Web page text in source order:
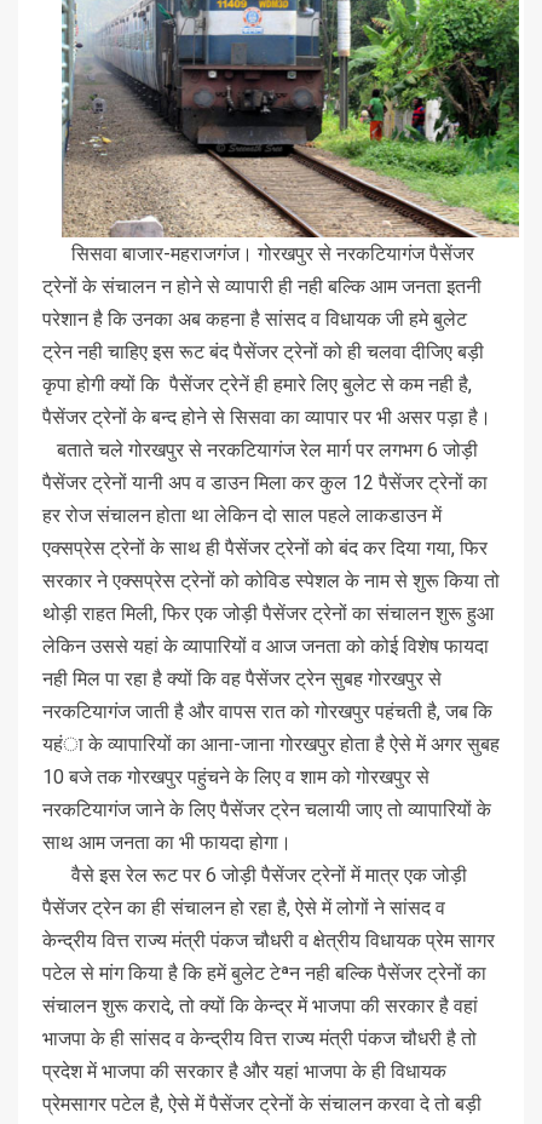
सिसवा बाजार-महराजगंज। गोरखपुर से नरकटियागंज पैसेंजर
ट्रेनों के संचालन न होने से व्यापारी ही नही बल्कि आम जनता इतनी
परेशान है कि उनका अब कहना है सांसद व विधायक जी हमे बुलेट
ट्रेन नही चाहिए इस रूट बंद पैसेंजर ट्रेनों को ही चलवा दीजिए बड़ी
कृपा होगी क्यों कि पैसेंजर ट्रेनें ही हमारे लिए बुलेट से कम नही है,
पैसेंजर ट्रेनों के बन्द होने से सिसवा का व्यापार पर भी असर पड़ा है।
बताते चले गोरखपुर से नरकटियागंज रेल मार्ग पर लगभग 6 जोड़ी
पैसेंजर ट्रेनों यानी अप व डाउन मिला कर कुल 12 पैसेंजर ट्रेनों का
हर रोज संचालन होता था लेकिन दो साल पहले लाकडाउन में
एक्सप्रेस ट्रेनों के साथ ही पैसेंजर ट्रेनों को बंद कर दिया गया, फिर
सरकार ने एक्सप्रेस ट्रेनों को कोविड स्पेशल के नाम से शुरू किया तो
थोड़ी राहत मिली, फिर एक जोड़ी पैसेंजर ट्रेनों का संचालन शुरू हुआ
लेकिन उससे यहां के व्यापारियों व आज जनता को कोई विशेष फायदा
नही मिल पा रहा है क्यों कि वह पैसेंजर ट्रेन सुबह गोरखपुर से
नरकटियागंज जाती है और वापस रात को गोरखपुर पहंचती है, जब कि
यहंा के व्यापारियों का आना-जाना गोरखपुर होता है ऐसे में अगर सुबह
10 बजे तक गोरखपुर पहुंचने के लिए व शाम को गोरखपुर से
नरकटियागंज जाने के लिए पैसेंजर ट्रेन चलायी जाए तो व्यापारियों के
साथ आम जनता का भी फायदा होगा।
वैसे इस रेल रूट पर 6 जोड़ी पैसेंजर ट्रेनों में मात्र एक जोड़ी
पैसेंजर ट्रेन का ही संचालन हो रहा है, ऐसे में लोगों ने सांसद व
केन्द्रीय वित्त राज्य मंत्री पंकज चौधरी व क्षेत्रीय विधायक प्रेम सागर
पटेल से मांग किया है कि हमें बुलेट टेªन नही बल्कि पैसेंजर ट्रेनों का
संचालन शुरू करादे, तो क्यों कि केन्द्र में भाजपा की सरकार है वहां
भाजपा के ही सांसद व केन्द्रीय वित्त राज्य मंत्री पंकज चौधरी है तो
प्रदेश में भाजपा की सरकार है और यहां भाजपा के ही विधायक
प्रेमसागर पटेल है, ऐसे में पैसेंजर ट्रेनों के संचालन करवा दे तो बड़ी